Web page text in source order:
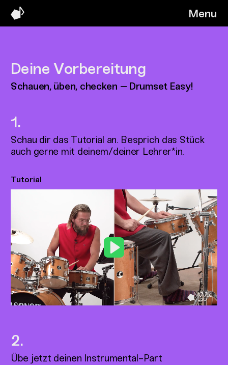
Menu
Deine Vorbereitung
Schauen, üben, checken – Drumset Easy!
Schau dir das Tutorial an. Besprich das Stück
auch gerne mit deinem/deiner Lehrer*in.
Tutorial
Play
Übe jetzt deinen Instrumental-Part